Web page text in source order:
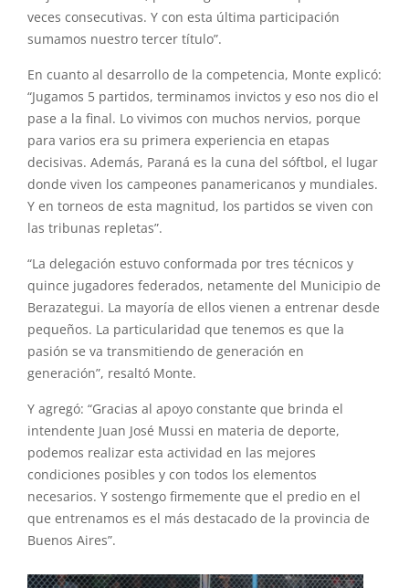
veces consecutivas. Y con esta última participación
sumamos nuestro tercer título”.
En cuanto al desarrollo de la competencia, Monte explicó:
“Jugamos 5 partidos, terminamos invictos y eso nos dio el
pase a la final. Lo vivimos con muchos nervios, porque
para varios era su primera experiencia en etapas
decisivas. Además, Paraná es la cuna del sóftbol, el lugar
donde viven los campeones panamericanos y mundiales.
Y en torneos de esta magnitud, los partidos se viven con
las tribunas repletas”.
“La delegación estuvo conformada por tres técnicos y
quince jugadores federados, netamente del Municipio de
Berazategui. La mayoría de ellos vienen a entrenar desde
pequeños. La particularidad que tenemos es que la
pasión se va transmitiendo de generación en
generación”, resaltó Monte.
Y agregó: “Gracias al apoyo constante que brinda el
intendente Juan José Mussi en materia de deporte,
podemos realizar esta actividad en las mejores
condiciones posibles y con todos los elementos
necesarios. Y sostengo firmemente que el predio en el
que entrenamos es el más destacado de la provincia de
Buenos Aires”.